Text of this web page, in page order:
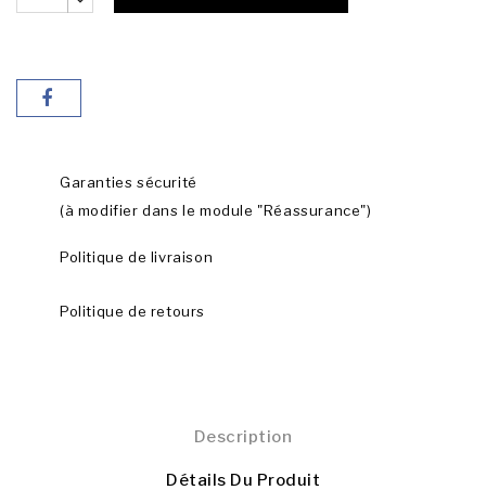
Garanties sécurité
(à modifier dans le module "Réassurance")
Politique de livraison
Politique de retours
Description
Détails Du Produit